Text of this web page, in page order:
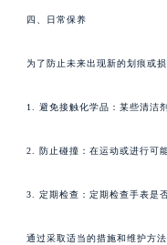
四、日常保养
为了防止未来出现新的划痕或
1. 避免接触化学品：某些清洁
2. 防止碰撞：在运动或进行可
3. 定期检查：定期检查手表是
通过采取适当的措施和维护方